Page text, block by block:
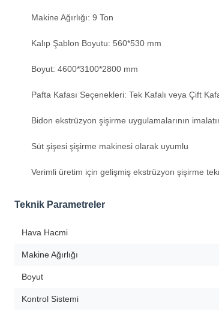
Makine Ağırlığı: 9 Ton
Kalıp Şablon Boyutu: 560*530 mm
Boyut: 4600*3100*2800 mm
Pafta Kafası Seçenekleri: Tek Kafalı veya Çift
Bidon ekstrüzyon şişirme uygulamalarının
Süt şişesi şişirme makinesi olarak uyumlu
Verimli üretim için gelişmiş ekstrüzyon şişirme
Teknik Parametreler
Hava Hacmi
Makine Ağırlığı
Boyut
Kontrol Sistemi